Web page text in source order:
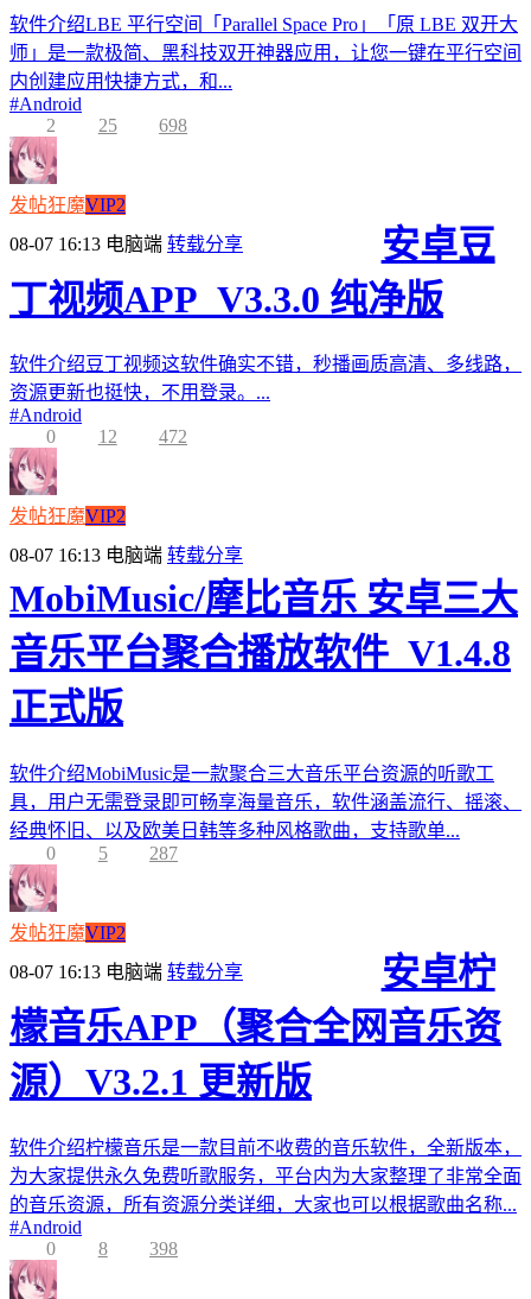
软件介绍LBE 平行空间「Parallel Space Pro」「原 LBE 双开大
师」是一款极简、黑科技双开神器应用，让您一键在平行空间
内创建应用快捷方式，和...
#Android
2
25 698
发帖狂魔VIP2
08-07 16:13 电脑端 转载分享
安卓豆
丁视频APP_V3.3.0 纯净版
软件介绍豆丁视频这软件确实不错，秒播画质高清、多线路，
资源更新也挺快，不用登录。...
#Android
0
12 472
发帖狂魔VIP2
08-07 16:13 电脑端 转载分享
MobiMusic/摩比音乐 安卓三大
音乐平台聚合播放软件_V1.4.8
正式版
软件介绍MobiMusic是一款聚合三大音乐平台资源的听歌工
具，用户无需登录即可畅享海量音乐，软件涵盖流行、摇滚、
经典怀旧、以及欧美日韩等多种风格歌曲，支持歌单...
0
5 287
发帖狂魔VIP2
08-07 16:13 电脑端 转载分享
安卓柠
檬音乐APP（聚合全网音乐资
源）V3.2.1 更新版
软件介绍柠檬音乐是一款目前不收费的音乐软件，全新版本，
为大家提供永久免费听歌服务，平台内为大家整理了非常全面
的音乐资源，所有资源分类详细，大家也可以根据歌曲名称...
#Android
0
8 398